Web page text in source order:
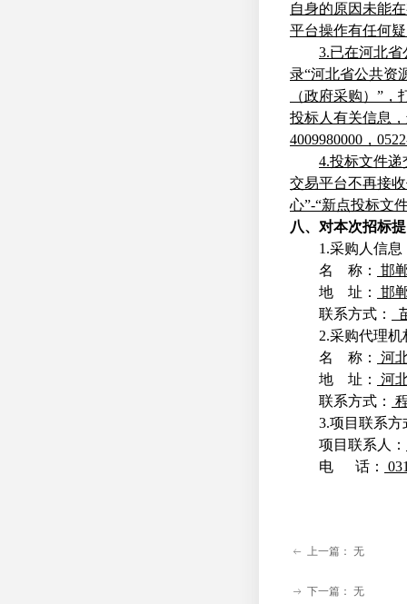
自身的原因未能
平台操作有任何
3.已在河北
录“河北省公共资
（政府采购） ” ，
投标人有关信息
4009980000 ，
4.投标文件递
交易平台不再接
心”-“新点投标文
八、对本次招标
1 .采购人信息
名
称：
邯
地
址：
邯
联系方式：
2.采购代理机
名
称：
河
地
址：
河
联系方式：
3.项目联系方
项目联系人：
电
话：
ꂃ 上一篇： 无
ꁹ 下一篇： 无